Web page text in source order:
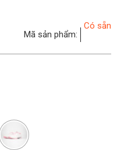
Mã sản phẩm:
Có sẵn